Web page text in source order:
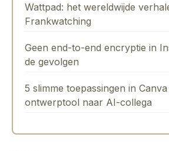
Wattpad: het wereldwijde
Frankwatching
Geen end-to-end encryptie in
de gevolgen
5 slimme toepassingen in
ontwerptool naar AI-collega